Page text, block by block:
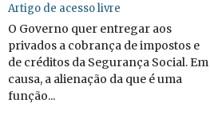
Artigo de acesso livre
O Governo quer entregar aos
privados a cobrança de impostos e
de créditos da Segurança Social. Em
causa, a alienação da que é uma
função...